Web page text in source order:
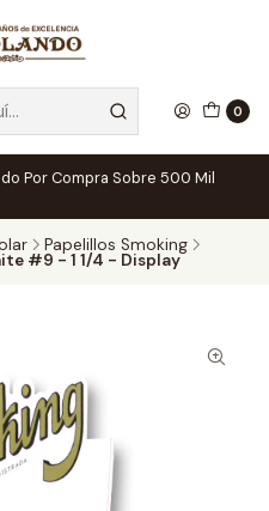
0
Por Compra Sobre 500 Mil
Papelillos Smoking
#9 - 1 1/4 - Display